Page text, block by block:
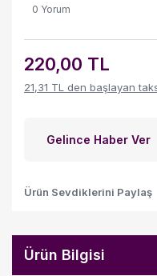
0 Yorum
220,00 TL
21,31 TL den başlayan
Gelince Haber Ver
Ürün Sevdiklerini Paylaş
Ürün Bilgisi